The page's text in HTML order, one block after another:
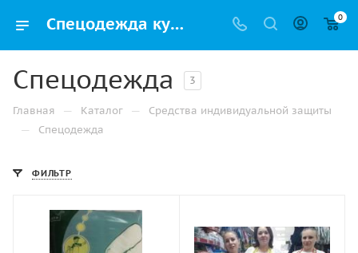
Спецодежда купить оптом и в розницу по выгодным ценам с доставкой по Альметьевске и России 0
Спецодежда 3
Главная — Каталог — Средства индивидуальной защиты
— Спецодежда
ФИЛЬТР